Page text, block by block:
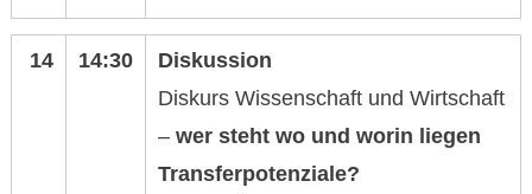
14 14:30
Diskussion
Diskurs Wissenschaft und Wirtschaft
– wer steht wo und worin liegen
Transferpotenziale?